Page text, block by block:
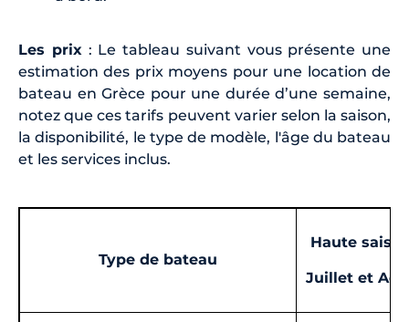
Les prix : Le tableau suivant vous présente une
estimation des prix moyens pour une location de
bateau en Grèce pour une durée d’une semaine,
notez que ces tarifs peuvent varier selon la saison,
la disponibilité, le type de modèle, l'âge du bateau
et les services inclus.
Type de bateau
Haute
Juillet et